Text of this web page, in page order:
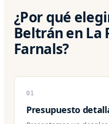
¿Por qué
Beltrán en La
Farnals?
01
Presupuesto